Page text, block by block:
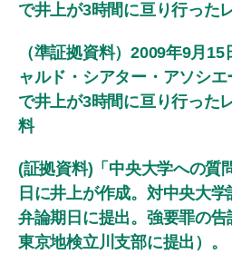
で井上が3時間に亘り行った
（準証拠資料）2009年9月
ャルド・シアター・アソシ
で井上が3時間に亘り行った
料
(証拠資料)「中央大学への質
日に井上が作成。対中央大
弁論期日に提出。強要罪の
東京地検立川支部に提出）。